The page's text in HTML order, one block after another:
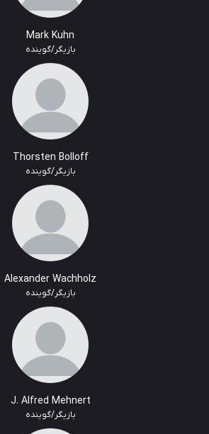
Mark Kuhn
بازیگر/گوینده
Thorsten Bolloff
بازیگر/گوینده
Alexander Wachholz
بازیگر/گوینده
J. Alfred Mehnert
بازیگر/گوینده